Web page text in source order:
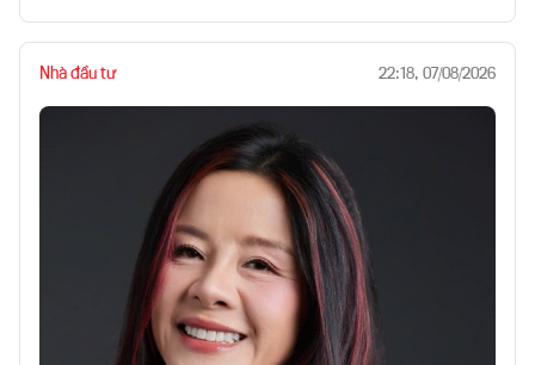
Nhà đầu tư 22:18, 07/08/2026